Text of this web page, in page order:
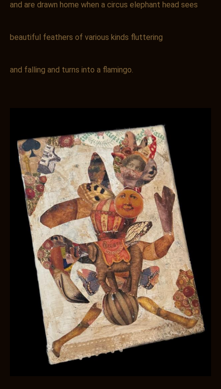
and are drawn home when a circus elephant head sees
beautiful feathers of various kinds fluttering
and falling and turns into a flamingo.